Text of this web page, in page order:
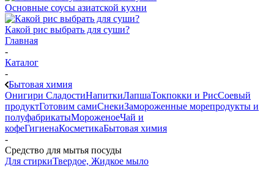
Основные соусы азиатской кухни
Какой рис выбрать для суши?
Главная
-
Каталог
-
Бытовая химия
Онигири СладостиНапиткиЛапшаТокпокки и РисСоевый
продуктГотовим самиСнекиЗамороженные морепродукты и
полуфабрикатыМороженоеЧай и
кофеГигиенаКосметикаБытовая химия
-
Средство для мытья посуды
Для стиркиТвердое, Жидкое мыло